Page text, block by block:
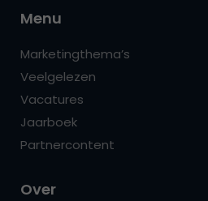
Menu
Marketingthema’s
Veelgelezen
Vacatures
Jaarboek
Partnercontent
Over